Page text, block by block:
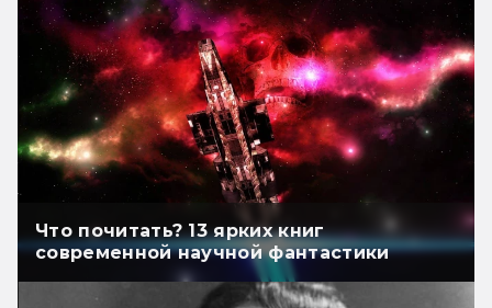
Что почитать? 13 ярких книг
современной научной фантастики